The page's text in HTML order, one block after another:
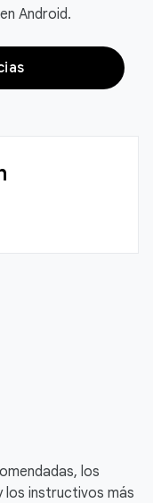
Android.
los
los instructivos más